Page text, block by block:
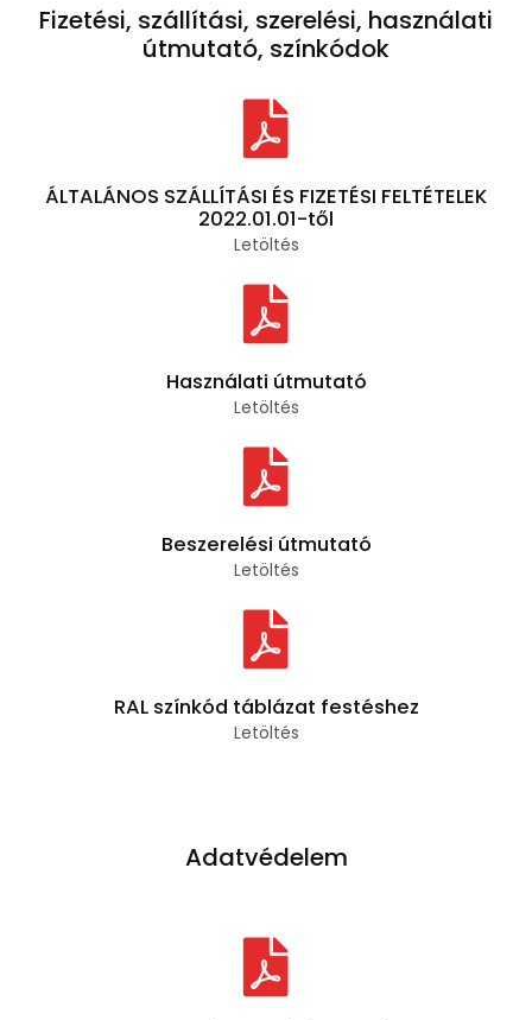
Fizetési, szállítási, szerelési, használati
útmutató, színkódok
ÁLTALÁNOS SZÁLLÍTÁSI ÉS FIZETÉSI FELTÉTELEK
2022.01.01-től
Letöltés
Használati útmutató
Letöltés
Beszerelési útmutató
Letöltés
RAL színkód táblázat festéshez
Letöltés
Adatvédelem